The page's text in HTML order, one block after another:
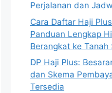
Perjalanan dan
Cara Daftar Haji
Panduan Lengkap
Berangkat ke Tanah
DP Haji Plus:
dan Skema
Tersedia